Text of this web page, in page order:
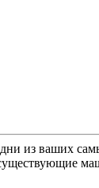
из ваших